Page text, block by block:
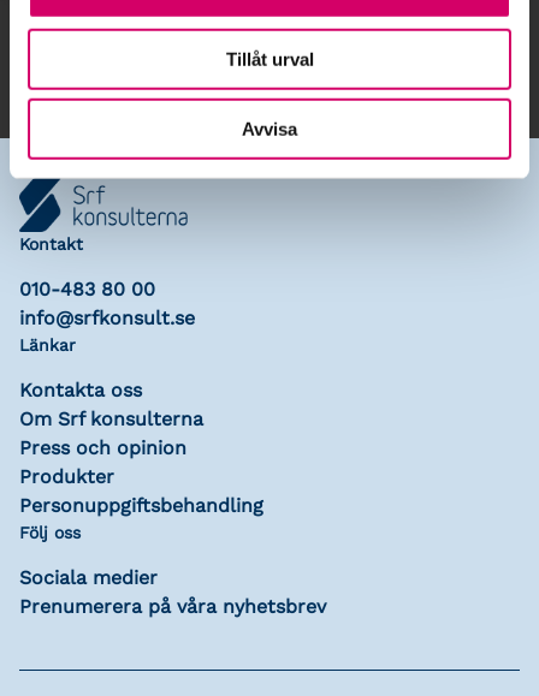
Tillåt urval
Avvisa
Lägg till i kalender
Kontakt
010-483 80 00
info@srfkonsult.se
Länkar
Kontakta oss
Om Srf konsulterna
Press och opinion
Produkter
Personuppgiftsbehandling
Följ oss
Sociala medier
Prenumerera på våra nyhetsbrev